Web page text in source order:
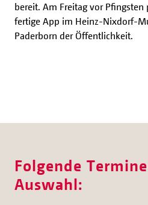
bereit. Am Freitag vor
fertige App im Heinz-Nixdorf-
Paderborn der Öffentlichkeit.
Folgende
Auswahl: